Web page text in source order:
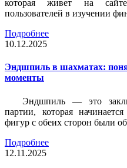
которая живет на
пользователей в изучении
Подробнее
10.12.2025
Эндшпиль в шахматах:
моменты
Эндшпиль — это
партии, которая
фигур с обеих сторон были
Подробнее
12.11.2025